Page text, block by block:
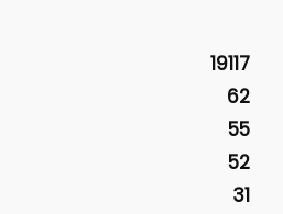
19117
62
55
52
31